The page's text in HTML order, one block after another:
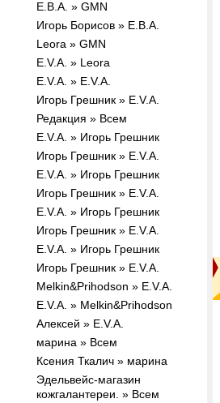
Е.В.А. » GMN
Игорь Борисов » Е.В.А.
Leora » GMN
E.V.A. » Leora
E.V.A. » E.V.A.
Игорь Грешник » E.V.A.
Редакция » Всем
E.V.A. » Игорь Грешник
Игорь Грешник » E.V.A.
E.V.A. » Игорь Грешник
Игорь Грешник » E.V.A.
E.V.A. » Игорь Грешник
Игорь Грешник » E.V.A.
E.V.A. » Игорь Грешник
Игорь Грешник » E.V.A.
Melkin&Prihodson » E.V.A.
E.V.A. » Melkin&Prihodson
Алексей » E.V.A.
марина » Всем
Ксения Ткалич » марина
Эдельвейс-магазин
кожгалантереи. » Всем